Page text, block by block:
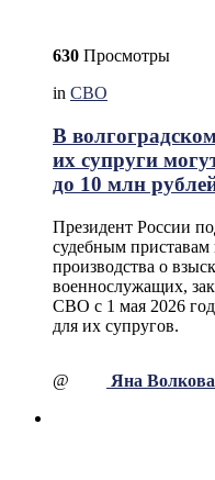
630 Просмотры
in СВО
В
их супруги
до 10 млн
Президент России
судебным
производства о
военнослужащих,
СВО с 1 мая 2026
для их супругов.
@ Яна Волкова